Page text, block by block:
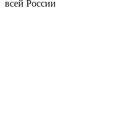
всей России